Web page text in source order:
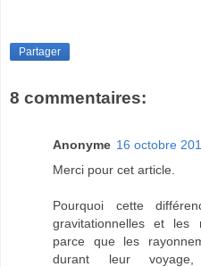
Partager
8 commentaires:
Anonyme 16 octobre
Merci pour cet article.
Pourquoi cette
gravitationnelles et les
parce que les
durant leur